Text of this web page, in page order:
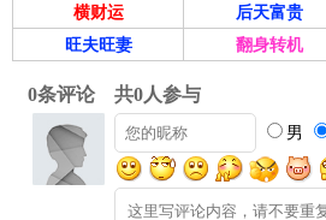
横财运
后天富贵
旺夫旺妻
翻身转机